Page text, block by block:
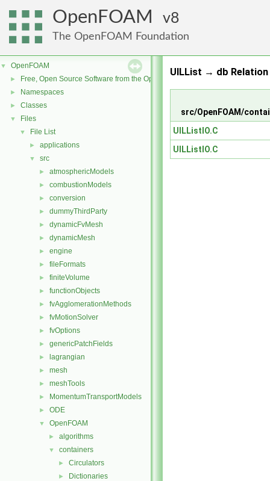
OpenFOAM 8
The OpenFOAM Foundation
▼ OpenFOAM
► Free, Open Source Software from the OpenFOAM Foundation
► Namespaces
► Classes
▼ Files
▼ File List
► applications
▼ src
► atmosphericModels
► combustionModels
► conversion
► dummyThirdParty
► dynamicFvMesh
► dynamicMesh
► engine
► fileFormats
► finiteVolume
► functionObjects
► fvAgglomerationMethods
► fvMotionSolver
► fvOptions
► genericPatchFields
► lagrangian
► mesh
► meshTools
► MomentumTransportModels
► ODE
▼ OpenFOAM
► algorithms
▼ containers
► Circulators
► Dictionaries
UILList → db Relation
src/OpenFOAM/
UILListIO.C
UILListIO.C